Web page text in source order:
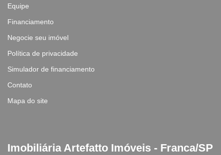
Equipe
Financiamento
Negocie seu imóvel
Política de privacidade
Simulador de financiamento
Contato
Mapa do site
Imobiliária Artefatto Imóveis - Franca/SP